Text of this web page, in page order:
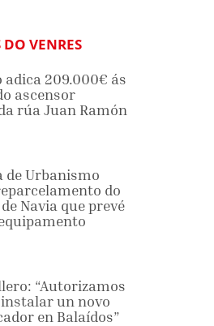
VENRES
adica 209.000€ ás
ascensor
rúa Juan Ramón
de Urbanismo
do
Navia que prevé
“Autorizamos
instalar un novo
en Balaídos”